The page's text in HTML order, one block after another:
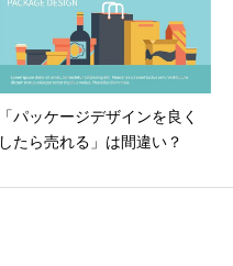
「パッケージデザインを良く
したら売れる」は間違い？